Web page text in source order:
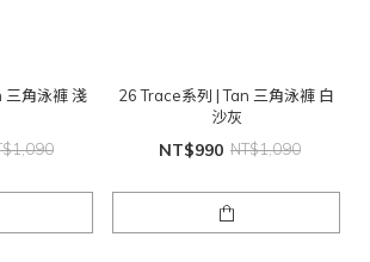
三角泳褲 淺
26 Trace系列 | Tan 三角泳褲 白
沙灰
NT$990 NT$1,090